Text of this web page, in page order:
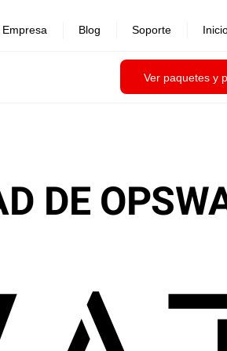
Ver paquetes y
Empresa Blog Soporte
DE